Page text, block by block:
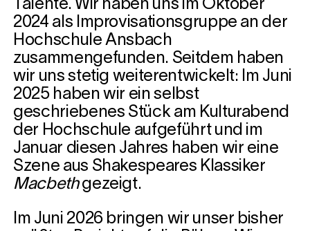
Talente. Wir haben uns im Oktober
2024 als Improvisationsgruppe an der
Hochschule Ansbach
zusammengefunden. Seitdem haben
wir uns stetig weiterentwickelt: Im Juni
2025 haben wir ein selbst
geschriebenes Stück am Kulturabend
der Hochschule aufgeführt und im
Januar diesen Jahres haben wir eine
Szene aus Shakespeares Klassiker
Macbethgezeigt.
Im Juni 2026 bringen wir unser bisher